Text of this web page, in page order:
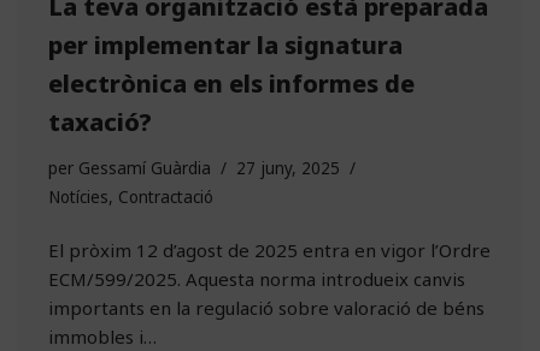
La teva organització està preparada
per implementar la signatura
electrònica en els informes de
taxació?
per Gessamí Guàrdia
27 juny, 2025
Notícies, Contractació
El pròxim 12 d’agost de 2025 entra en vigor l’Ordre
ECM/599/2025. Aquesta norma introdueix canvis
importants en la regulació sobre valoració de béns
immobles i…